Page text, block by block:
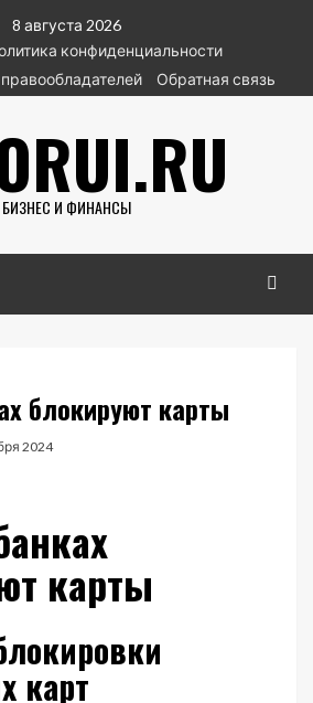
8 августа 2026
конфиденциальности
Обратная связь
БИЗНЕС И ФИНАНСЫ
блокируют карты
2024
карты
карт